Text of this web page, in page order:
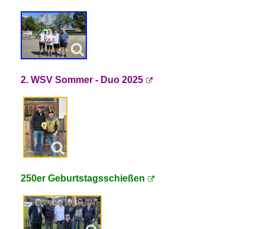
2. WSV Sommer - Duo 2025
250er Geburtstagsschießen